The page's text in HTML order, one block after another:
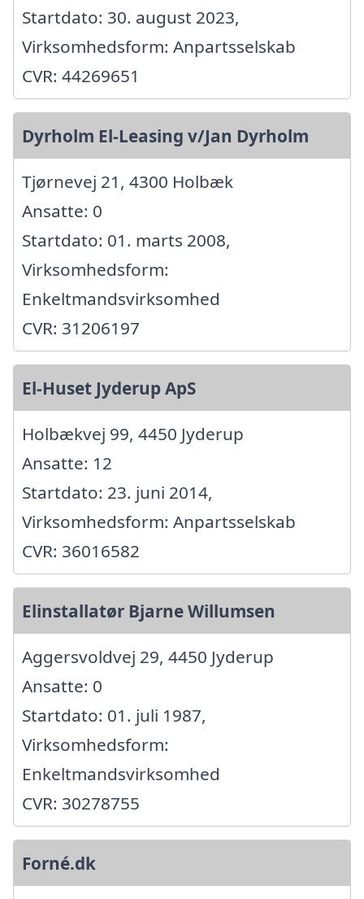
Startdato: 30. august 2023,
Virksomhedsform: Anpartsselskab
CVR: 44269651
Dyrholm El-Leasing v/Jan Dyrholm
Tjørnevej 21, 4300 Holbæk
Ansatte: 0
Startdato: 01. marts 2008,
Virksomhedsform:
Enkeltmandsvirksomhed
CVR: 31206197
El-Huset Jyderup ApS
Holbækvej 99, 4450 Jyderup
Ansatte: 12
Startdato: 23. juni 2014,
Virksomhedsform: Anpartsselskab
CVR: 36016582
Elinstallatør Bjarne Willumsen
Aggersvoldvej 29, 4450 Jyderup
Ansatte: 0
Startdato: 01. juli 1987,
Virksomhedsform:
Enkeltmandsvirksomhed
CVR: 30278755
Forné.dk